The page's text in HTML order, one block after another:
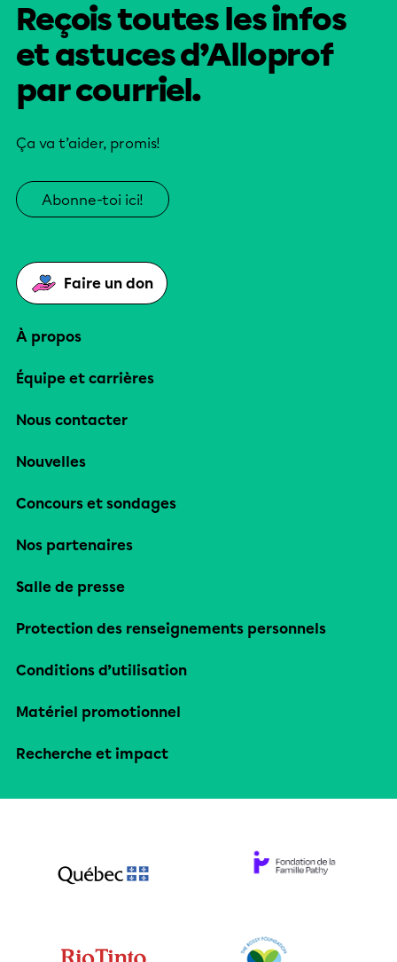
Reçois toutes les infos
et astuces d’Alloprof
par courriel.
Ça va t’aider, promis!
Abonne-toi ici!
Faire un don
À propos
Équipe et carrières
Nous contacter
Nouvelles
Concours et sondages
Nos partenaires
Salle de presse
Protection des renseignements personnels
Conditions d’utilisation
Matériel promotionnel
Recherche et impact